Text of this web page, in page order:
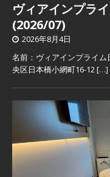
ヴィアインプラ
(2026/07)
2026年8月4日
名前：ヴィアインプライム
央区日本橋小網町16-12[…]